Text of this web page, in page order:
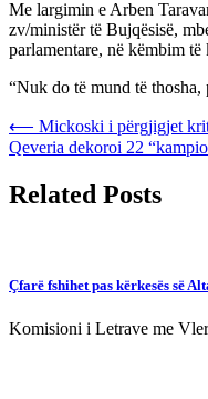
Me largimin e Arben
zv/ministër të Bujqësisë,
parlamentare, në këmbim
“Nuk do të mund të
Post
navigation
⟵ Mickoski i përgjigjet
Qeveria dekoroi 22
Related Posts
Çfarë fshihet pas kërkesës së
Komisioni i Letrave me